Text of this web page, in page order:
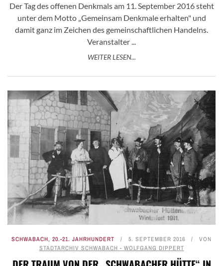
Der Tag des offenen Denkmals am 11. September 2016 steht
unter dem Motto „Gemeinsam Denkmale erhalten" und
damit ganz im Zeichen des gemeinschaftlichen Handelns.
Veranstalter ...
WEITER LESEN...
SCHWABACH, 20.-21. JAHRHUNDERT 5. SEPTEMBER 2016
VON
STADTARCHIV SCHWABACH - WOLFGANG DIPPERT